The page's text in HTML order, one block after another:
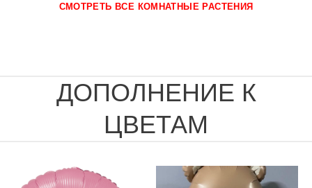
СМОТРЕТЬ ВСЕ КОМНАТНЫЕ РАСТЕНИЯ
ДОПОЛНЕНИЕ К
ЦВЕТАМ